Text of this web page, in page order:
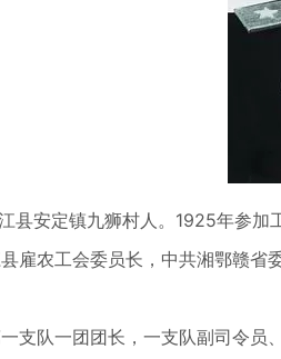
县安定镇九狮村人。1925年参加
雇农工会委员长，中共湘鄂赣
支队一团团长，一支队副司令员